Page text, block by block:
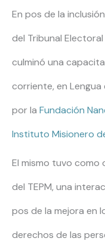
En pos de la
del Tribunal
culminó una
corriente, en
por la Fundación
Instituto Misionero
El mismo tuvo como
del TEPM, una
pos de la mejora en
derechos de las